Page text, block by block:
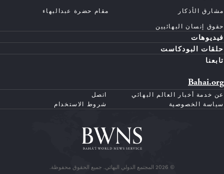
مشارق الأذكار
مقام حضرة عبدالبهاء
حقوق إنسان البهائيين
فيديوهات
حلقات البودكاست
تابعنا
Bahai.org
عن خدمة أخبار العالم البهائي
اتصل
سياسة الخصوصية
شروط الاستخدام
© 2026 المجتمع الدولي البهائي. جميع الحقوق محفوظة.